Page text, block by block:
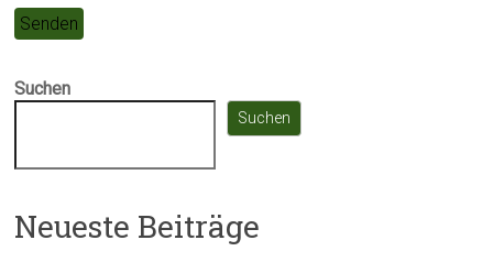
Suchen
Suchen
Neueste Beiträge